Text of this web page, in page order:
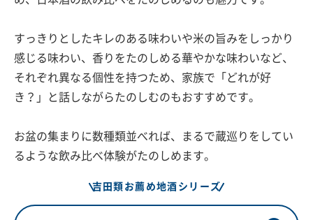
すっきりとしたキレのある味わいや米の旨みをしっかり
感じる味わい、香りをたのしめる華やかな味わいなど、
それぞれ異なる個性を持つため、家族で「どれが好
き？」と話しながらたのしむのもおすすめです。
お盆の集まりに数種類並べれば、まるで蔵巡りをしてい
るような飲み比べ体験がたのしめます。
吉田類お薦め地酒シリーズ